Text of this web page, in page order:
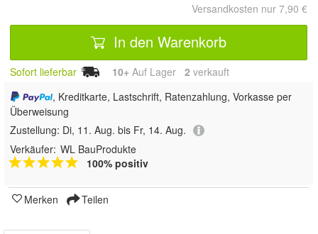
Versandkosten nur 7,90 €
In den Warenkorb
Sofort lieferbar 10+ Auf Lager 2 verkauft
, Kreditkarte, Lastschrift, Ratenzahlung, Vorkasse per
Überweisung
Zustellung: Di, 11. Aug. bis Fr, 14. Aug.
Verkäufer: WL BauProdukte
100% positiv
Merken Teilen